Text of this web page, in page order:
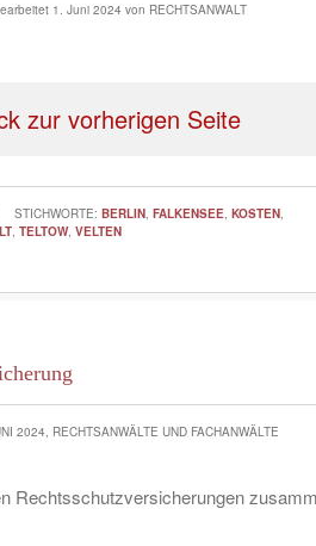
1. Juni 2024 von RECHTSANWALT
zur vorherigen Seite
STICHWORTE:BERLIN ,FALKENSEE ,KOSTEN
,TELTOW,VELTEN
2024, RECHTSANWÄLTE UND FACHANWÄLTE
Rechtsschutzversicherungen